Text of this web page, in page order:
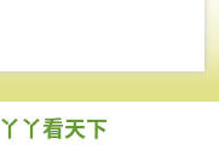
丫丫看天下